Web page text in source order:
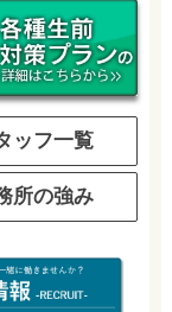
ッフ一覧
所の強み